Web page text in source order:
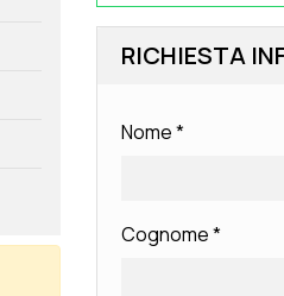
RICHIESTA
Nome*
Cognome*